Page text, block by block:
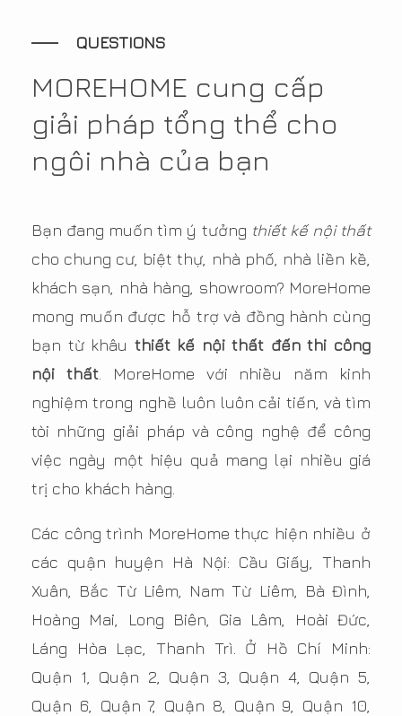
QUESTIONS
MOREHOME cung cấp
giải pháp tổng thể cho
ngôi nhà của bạn
Bạn đang muốn tìm ý tưởng thiết kế nội thất
cho chung cư, biệt thự, nhà phố, nhà liền kề,
khách sạn, nhà hàng, showroom? MoreHome
mong muốn được hỗ trợ và đồng hành cùng
bạn từ khâu thiết kế nội thất đến thi công
nội thất. MoreHome với nhiều năm kinh
nghiệm trong nghề luôn luôn cải tiến, và tìm
tòi những giải pháp và công nghệ để công
việc ngày một hiệu quả mang lại nhiều giá
trị cho khách hàng.
Các công trình MoreHome thực hiện nhiều ở
các quận huyện Hà Nội: Cầu Giấy, Thanh
Xuân, Bắc Từ Liêm, Nam Từ Liêm, Bà Đình,
Hoàng Mai, Long Biên, Gia Lâm, Hoài Đức,
Láng Hòa Lạc, Thanh Trì. Ở Hồ Chí Minh:
Quận 1, Quận 2, Quận 3, Quận 4, Quận 5,
Quận 6, Quận 7, Quận 8, Quận 9, Quận 10,